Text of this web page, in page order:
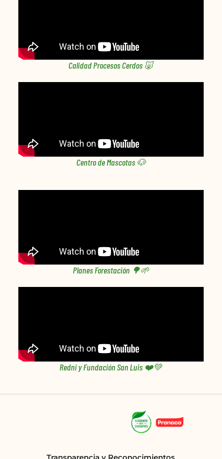
Calidad Procesos Cerdos 🐷
Centro de Mascotas 🐶
Planes Forestación 🌳🌱
Redni y Fundación San Luis ❤️💚